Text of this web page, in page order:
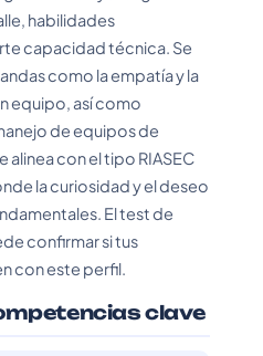
habilidades
capacidad técnica. Se
como la empatía y la
equipo, así como
de equipos de
alinea con el tipo RIASEC
la curiosidad y el deseo
El test de
confirmar si tus
con este perfil.
clave